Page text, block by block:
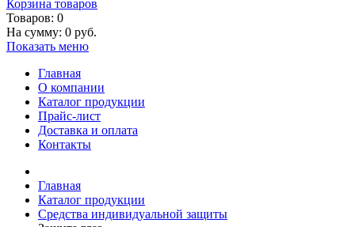
Корзина товаров
Товаров: 0
На сумму: 0 руб.
Показать меню
Главная
О компании
Каталог продукции
Прайс-лист
Доставка и оплата
Контакты
Главная
Каталог продукции
Средства индивидуальной защиты